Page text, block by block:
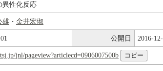
異性化反応
雄 ・ 金井宏俶
公開日 2016-
jnl/pageview?articlecd=0906007500b